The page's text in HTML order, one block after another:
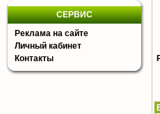
СЕРВИС
Реклама на сайте
Личный кабинет
Контакты